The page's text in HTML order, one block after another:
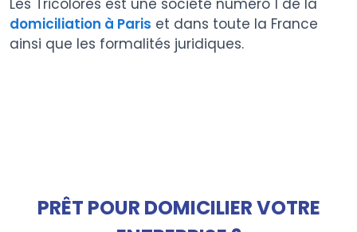
Les Tricolores est une société numéro 1 de la
domiciliation à Paris et dans toute la France
ainsi que les formalités juridiques.
PRÊT POUR DOMICILIER VOTRE